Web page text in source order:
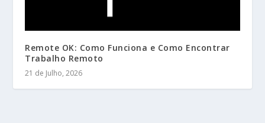
Remote OK: Como Funciona e Como Encontrar
Trabalho Remoto
21 de Julho, 2026